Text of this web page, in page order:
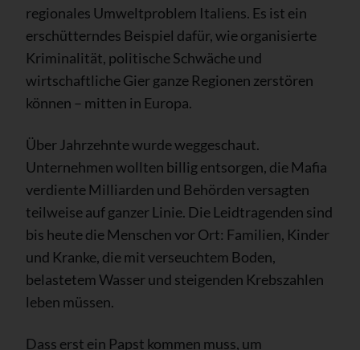
regionales Umweltproblem Italiens. Es ist ein
erschütterndes Beispiel dafür, wie organisierte
Kriminalität, politische Schwäche und
wirtschaftliche Gier ganze Regionen zerstören
können – mitten in Europa.
Über Jahrzehnte wurde weggeschaut.
Unternehmen wollten billig entsorgen, die Mafia
verdiente Milliarden und Behörden versagten
teilweise auf ganzer Linie. Die Leidtragenden sind
bis heute die Menschen vor Ort: Familien, Kinder
und Kranke, die mit verseuchtem Boden,
belastetem Wasser und steigenden Krebszahlen
leben müssen.
Dass erst ein Papst kommen muss, um